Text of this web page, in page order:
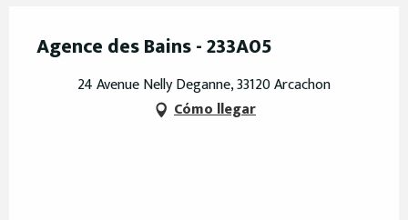
Agence des Bains - 233A05
24 Avenue Nelly Deganne, 33120 Arcachon
Cómo llegar